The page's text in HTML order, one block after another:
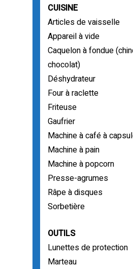
CUISINE
Articles de vaisselle
Appareil à vide
Caquelon à fondue
chocolat)
Déshydrateur
Four à raclette
Friteuse
Gaufrier
Machine à café à
Machine à pain
Machine à popcorn
Presse-agrumes
Râpe à disques
Sorbetière
OUTILS
Lunettes de protection
Marteau